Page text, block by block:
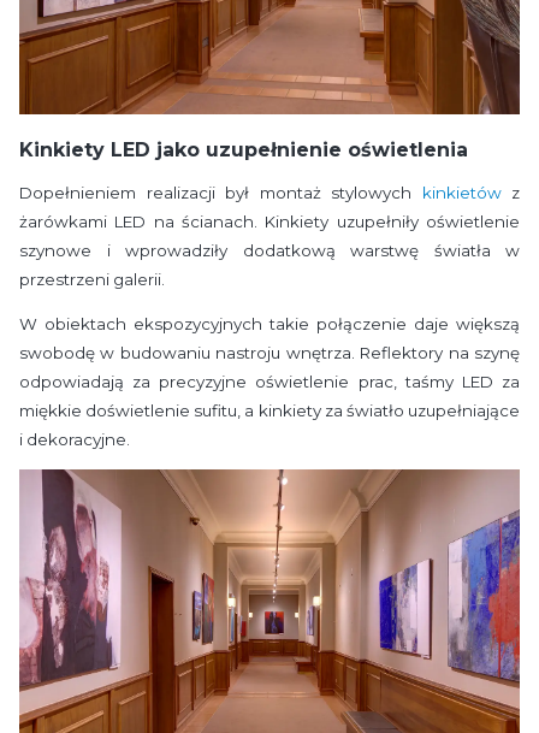
Kinkiety LED jako uzupełnienie oświetlenia
Dopełnieniem realizacji był montaż stylowych kinkietówz
żarówkami LED na ścianach. Kinkiety uzupełniły oświetlenie
szynowe i wprowadziły dodatkową warstwę światła w
przestrzeni galerii.
W obiektach ekspozycyjnych takie połączenie daje większą
swobodę w budowaniu nastroju wnętrza. Reflektory na szynę
odpowiadają za precyzyjne oświetlenie prac, taśmy LED za
miękkie doświetlenie sufitu, a kinkiety za światło uzupełniające
i dekoracyjne.